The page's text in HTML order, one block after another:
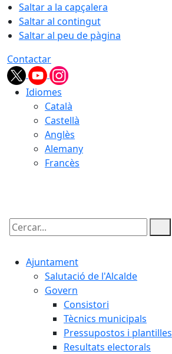
Saltar a la capçalera
Saltar al contingut
Saltar al peu de pàgina
Contactar
Idiomes
Català
Castellà
Anglès
Alemany
Francès
Cercar:
Ajuntament
Salutació de l'Alcalde
Govern
Consistori
Tècnics municipals
Pressupostos i plantilles
Resultats electorals